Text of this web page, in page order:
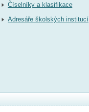
Číselníky a klasifikace
Adresáře školských institucí